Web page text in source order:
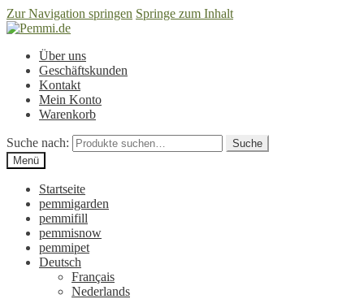
Zur Navigation springen Springe zum Inhalt
Über uns
Geschäftskunden
Kontakt
Mein Konto
Warenkorb
Suche nach:
Suche
Menü
Startseite
pemmigarden
pemmifill
pemmisnow
pemmipet
Deutsch
Français
Nederlands